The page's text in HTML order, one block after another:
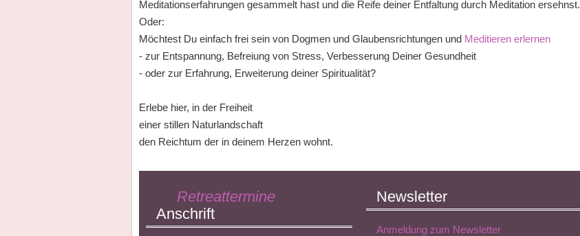
Meditationserfahrungen gesammelt hast und die Reife deiner Entfaltung durch Meditation ersehnst.
Oder:
Möchtest Du einfach frei sein von Dogmen und Glaubensrichtungen und Meditieren erlernen
- zur Entspannung, Befreiung von Stress, Verbesserung Deiner Gesundheit
- oder zur Erfahrung, Erweiterung deiner Spiritualität?
Erlebe hier, in der Freiheit
einer stillen Naturlandschaft
den Reichtum der in deinem Herzen wohnt.
Retreattermine
Anschrift
Newsletter
Anmeldung zum Newsletter